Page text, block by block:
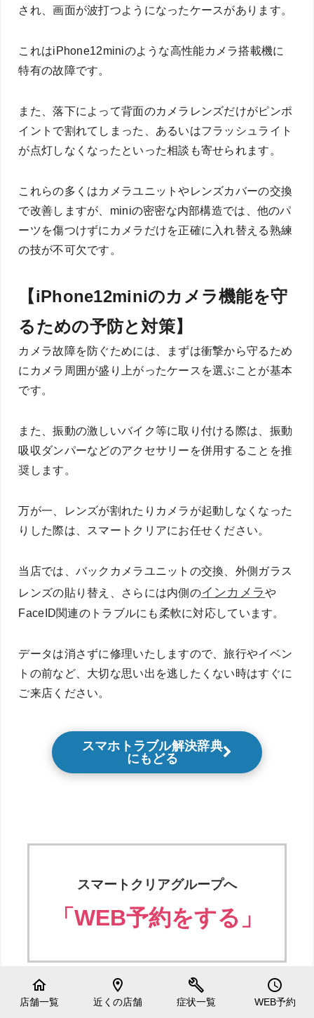
され、画面が波打つようになったケースがあります。
これはiPhone12miniのような高性能カメラ搭載機に
特有の故障です。
また、落下によって背面のカメラレンズだけがピンポ
イントで割れてしまった、あるいはフラッシュライト
が点灯しなくなったといった相談も寄せられます。
これらの多くはカメラユニットやレンズカバーの交換
で改善しますが、miniの密密な内部構造では、他のパ
ーツを傷つけずにカメラだけを正確に入れ替える熟練
の技が不可欠です。
【iPhone12miniのカメラ機能を守
るための予防と対策】
カメラ故障を防ぐためには、まずは衝撃から守るため
にカメラ周囲が盛り上がったケースを選ぶことが基本
です。
また、振動の激しいバイク等に取り付ける際は、振動
吸収ダンパーなどのアクセサリーを併用することを推
奨します。
万が一、レンズが割れたりカメラが起動しなくなった
りした際は、スマートクリアにお任せください。
当店では、バックカメラユニットの交換、外側ガラス
レンズの貼り替え、さらには内側のインカメラや
FaceID関連のトラブルにも柔軟に対応しています。
データは消さずに修理いたしますので、旅行やイベン
トの前など、大切な思い出を逃したくない時はすぐに
ご来店ください。
スマホトラブル解決辞典
にもどる
スマートクリアグループへ
「WEB予約をする」
home
店舗一覧
location_on
近くの店舗
build
症状一覧
schedule
WEB予約